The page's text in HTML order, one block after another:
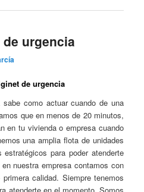
urgencia
de urgencia
sabe como actuar cuando de una
que en menos de 20 minutos,
en tu vivienda o empresa cuando
una amplia flota de unidades
para poder atenderte
nuestra empresa contamos con
calidad. Siempre tenemos